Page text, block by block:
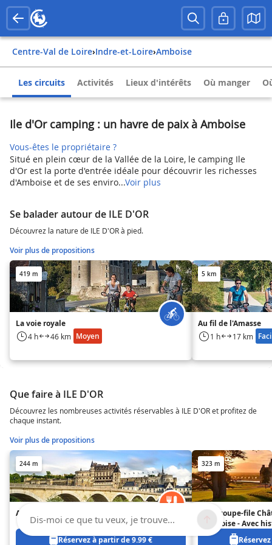
Centre-Val de Loire› Indre-et-Loire› Amboise
Les circuits Activités Lieux d'intérêts Où manger
Ile d'Or camping : un havre de paix à Amboise
Vous-êtes le propriétaire ?
Situé en plein cœur de la Vallée de la Loire, le camping Ile
d'Or est la porte d'entrée idéale pour découvrir les richesses
d'Amboise et de ses enviro...Voir plus
Se balader autour de ILE D'OR
Découvrez la nature de ILE D'OR à pied.
Voir plus de propositions
419 m
La voie royale
4 h 46 km Moyen
5 km
Au fil de l'Amasse
1 h 17 km
Que faire à ILE D'OR
Découvrez les nombreuses activités réservables à ILE D'OR et profitez de
chaque instant.
Voir plus de propositions
244 m
Amboise
Réservez à partir de 9.99 €
323 m
Billet coupe-file
d'Amboise - Avec
Dis-moi ce que tu veux, je trouve...